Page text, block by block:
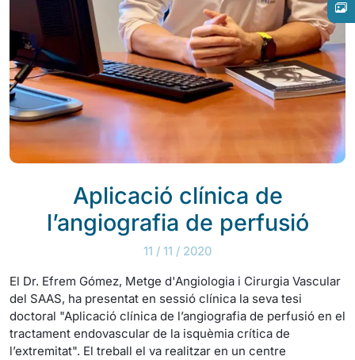
Aplicació clínica de
l’angiografia de perfusió
11 / 11 / 2020
El Dr. Efrem Gómez, Metge d'Angiologia i Cirurgia Vascular
del SAAS, ha presentat en sessió clínica la seva tesi
doctoral "Aplicació clínica de l’angiografia de perfusió en el
tractament endovascular de la isquèmia crítica de
l’extremitat". El treball el va realitzar en un centre